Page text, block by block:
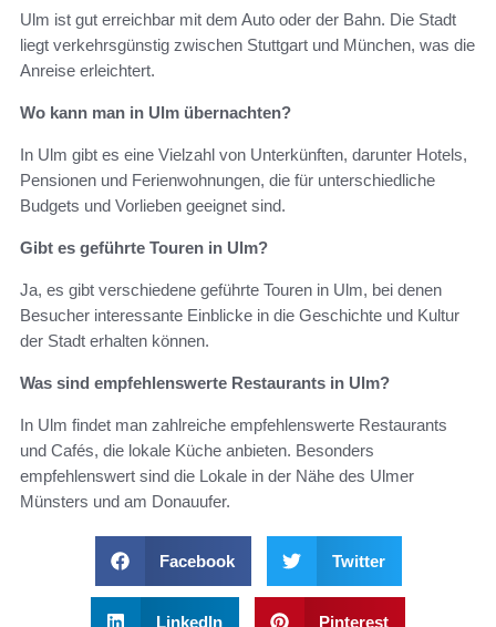
Ulm ist gut erreichbar mit dem Auto oder der Bahn. Die Stadt
liegt verkehrsgünstig zwischen Stuttgart und München, was die
Anreise erleichtert.
Wo kann man in Ulm übernachten?
In Ulm gibt es eine Vielzahl von Unterkünften, darunter Hotels,
Pensionen und Ferienwohnungen, die für unterschiedliche
Budgets und Vorlieben geeignet sind.
Gibt es geführte Touren in Ulm?
Ja, es gibt verschiedene geführte Touren in Ulm, bei denen
Besucher interessante Einblicke in die Geschichte und Kultur
der Stadt erhalten können.
Was sind empfehlenswerte Restaurants in Ulm?
In Ulm findet man zahlreiche empfehlenswerte Restaurants
und Cafés, die lokale Küche anbieten. Besonders
empfehlenswert sind die Lokale in der Nähe des Ulmer
Münsters und am Donauufer.
Facebook Twitter
LinkedIn Pinterest